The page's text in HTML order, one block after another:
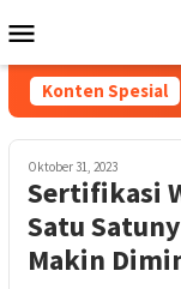
ke
kontenMobile
Konten Spesial
Oktober 31, 2023
Sertifikasi
Satu
Makin